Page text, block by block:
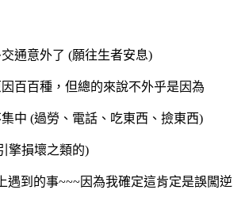
通意外了 (願往生者安息)
百百種，但總的來說不外乎是因為
中 (過勞、電話、吃東西、撿東西)
擎損壞之類的)
遇到的事~~~因為我確定這肯定是誤闖逆